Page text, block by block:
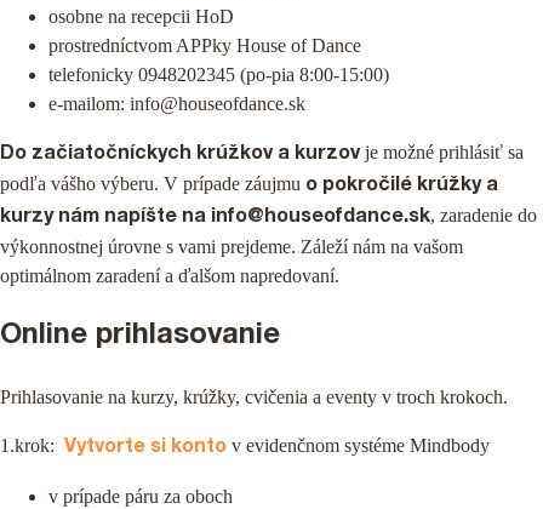
PRIHLÁŠKY
PODPORTE NÁS 2%
osobne na recepcii HoD
prostredníctvom APPky House of Dance
telefonicky 0948202345 (po-pia 8:00-15:00)
e-mailom: info@houseofdance.sk
Do začiatočníckych krúžkov a kurzov je možné prihlásiť sa
podľa vášho výberu. V prípade záujmu o pokročilé krúžky a
kurzy nám napíšte na info@houseofdance.sk, zaradenie do
výkonnostnej úrovne s vami prejdeme. Záleží nám na vašom
optimálnom zaradení a ďalšom napredovaní.
Online prihlasovanie
Prihlasovanie na kurzy, krúžky, cvičenia a eventy v troch krokoch.
1.krok: Vytvorte si konto v evidenčnom systéme Mindbody
v prípade páru za oboch